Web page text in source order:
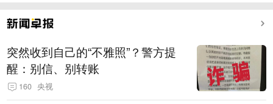
突然收到自己的“不雅照”？警方提
醒：别信、别转账
160 央视